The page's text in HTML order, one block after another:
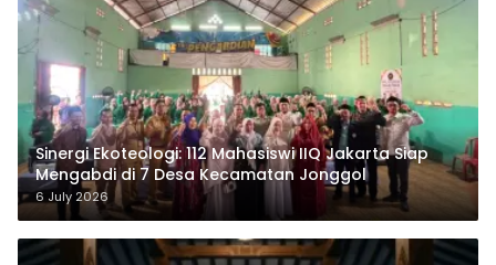
‎Sinergi Ekoteologi: 112 Mahasiswi IIQ Jakarta Siap
Mengabdi di 7 Desa Kecamatan Jonggol
6 July 2026